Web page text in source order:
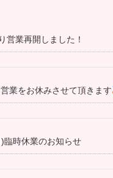
営業再開しました！
業をお休みさせて頂きます
臨時休業のお知らせ